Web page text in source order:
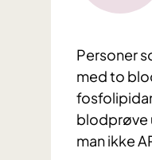
Personer
med to
blodprøve
man ikke